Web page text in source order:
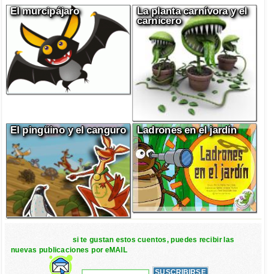
El murcipájaro
La planta carnívora y el
carnicero
El pingüino y el canguro Ladrones en el jardín
si te gustan estos cuentos, puedes recibir las
nuevas publicaciones por eMAIL